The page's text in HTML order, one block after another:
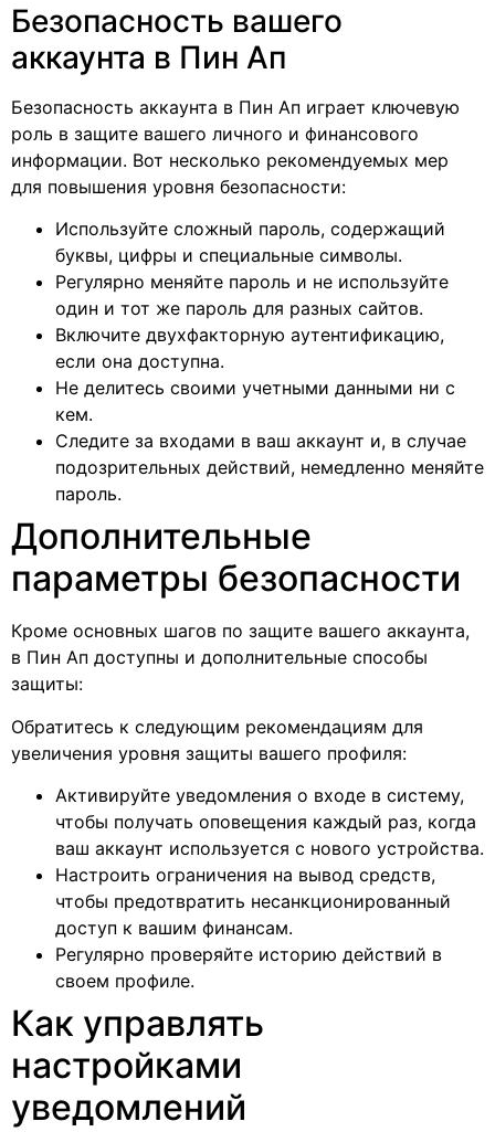
Безопасность вашего
аккаунта в Пин Ап
Безопасность аккаунта в Пин Ап играет ключевую
роль в защите вашего личного и финансового
информации. Вот несколько рекомендуемых мер
для повышения уровня безопасности:
Используйте сложный пароль, содержащий
буквы, цифры и специальные символы.
Регулярно меняйте пароль и не используйте
один и тот же пароль для разных сайтов.
Включите двухфакторную аутентификацию,
если она доступна.
Не делитесь своими учетными данными ни с
кем.
Следите за входами в ваш аккаунт и, в случае
подозрительных действий, немедленно меняйте
пароль.
Дополнительные
параметры безопасности
Кроме основных шагов по защите вашего аккаунта,
в Пин Ап доступны и дополнительные способы
защиты:
Обратитесь к следующим рекомендациям для
увеличения уровня защиты вашего профиля:
Активируйте уведомления о входе в систему,
чтобы получать оповещения каждый раз, когда
ваш аккаунт используется с нового устройства.
Настроить ограничения на вывод средств,
чтобы предотвратить несанкционированный
доступ к вашим финансам.
Регулярно проверяйте историю действий в
своем профиле.
Как управлять
настройками
уведомлений